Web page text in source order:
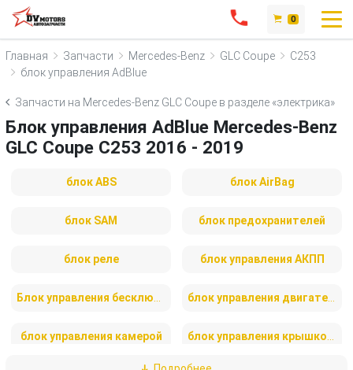
0
Главная Запчасти Mercedes-Benz GLC Coupe
C253
блок управления AdBlue
Запчасти на Mercedes-Benz GLC Coupe в разделе «электрика»
Блок управления AdBlue Mercedes-Benz
GLC Coupe C253 2016 - 2019
блок ABS блок AirBag
блок SAM блок предохранителей
блок реле блок управления АКПП
блок управления камерой